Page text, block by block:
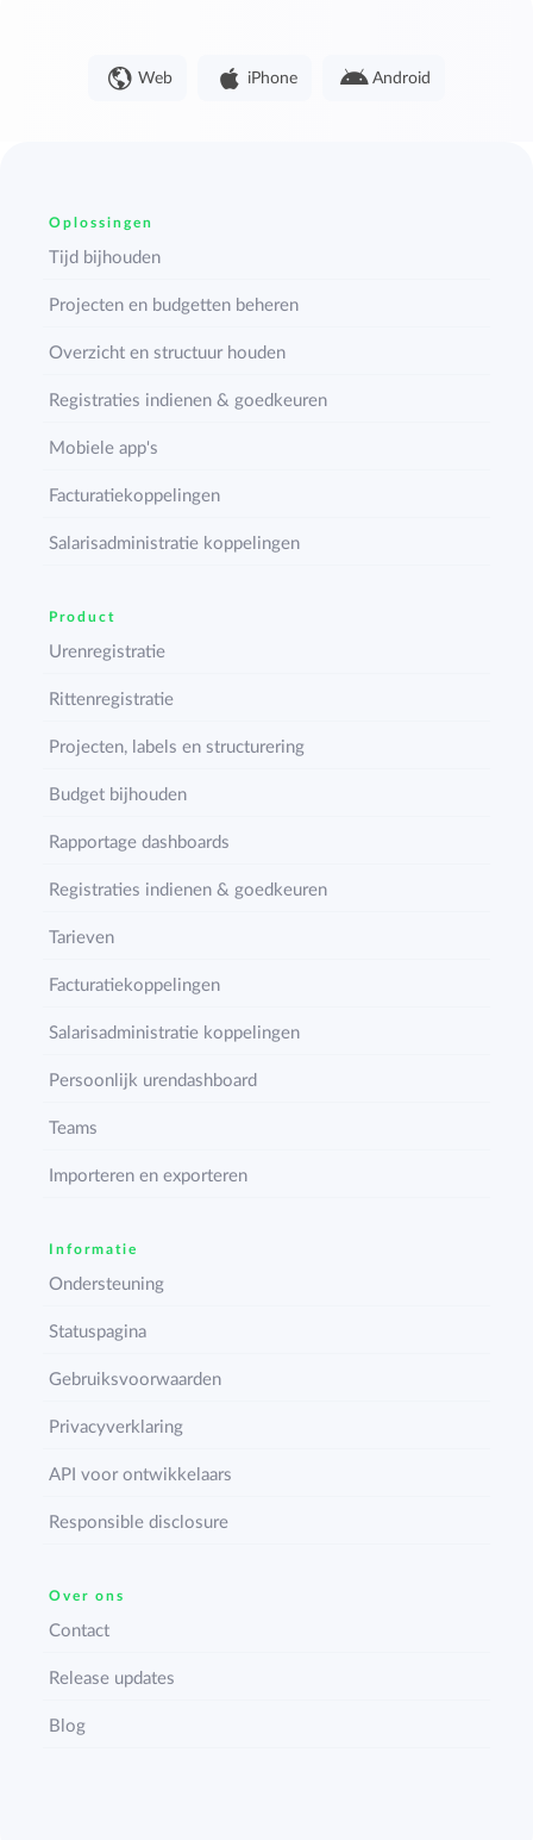
Web iPhone Android
Oplossingen
Tijd bijhouden
Projecten en budgetten beheren
Overzicht en structuur houden
Registraties indienen & goedkeuren
Mobiele app's
Facturatiekoppelingen
Salarisadministratie koppelingen
Product
Urenregistratie
Rittenregistratie
Projecten, labels en structurering
Budget bijhouden
Rapportage dashboards
Registraties indienen & goedkeuren
Tarieven
Facturatiekoppelingen
Salarisadministratie koppelingen
Persoonlijk urendashboard
Teams
Importeren en exporteren
Informatie
Ondersteuning
Statuspagina
Gebruiksvoorwaarden
Privacyverklaring
API voor ontwikkelaars
Responsible disclosure
Over ons
Contact
Release updates
Blog